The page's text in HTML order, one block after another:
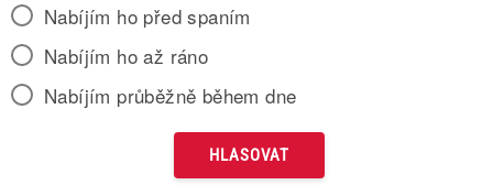
Nabíjím ho před spaním
Nabíjím ho až ráno
Nabíjím průběžně během dne